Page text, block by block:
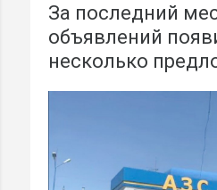
За последний
объявлений
несколько